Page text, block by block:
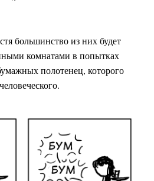
большинство из них будет
комнатами в попытках
полотенец, которого